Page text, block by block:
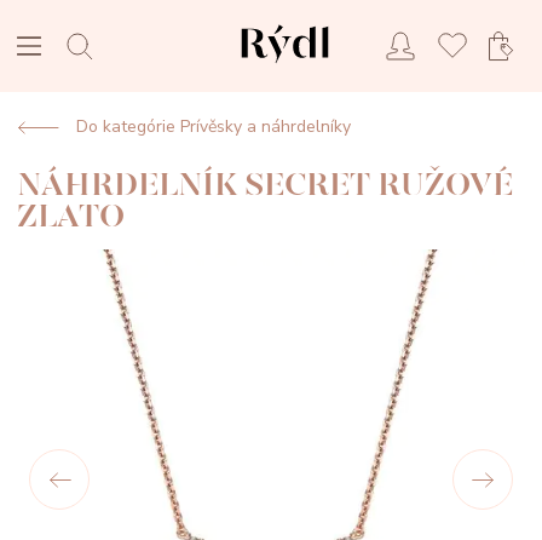
Do kategórie Prívěsky a náhrdelníky
NÁHRDELNÍK SECRET RUŽOVÉ
ZLATO